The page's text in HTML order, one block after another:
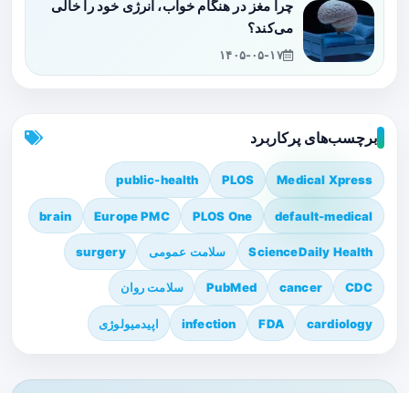
چرا مغز در هنگام خواب، انرژی خود را خالی
می‌کند؟
۱۴۰۵-۰۵-۱۷
برچسب‌های پرکاربرد
Medical Xpress
PLOS
public-health
default-medical
PLOS One
Europe PMC
brain
ScienceDaily Health سلامت عمومی surgery
CDC
cancer
PubMed سلامت روان
cardiology
FDA
infection اپیدمیولوژی